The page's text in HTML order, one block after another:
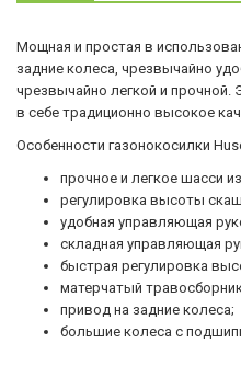
Мощная и простая в
задние колеса, чрезвычайно
чрезвычайно легкой и прочной.
в себе традиционно высокое
Особенности газонокосилки
прочное и легкое шасси
регулировка высоты
удобная управляющая
складная управляющая
быстрая регулировка
матерчатый
привод на задние колеса;
большие колеса с